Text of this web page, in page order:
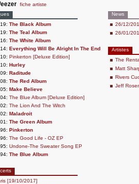
fiche artiste
The Black Album
The Teal Album
The White Album
Everything Will Be Alright In The End
Pinkerton [Deluxe Edition]
Hurley
Raditude
The Red Album
Make Believe
The Blue Album [Deluxe Edition]
The Lion And The Witch
Maladroit
The Green Album
Pinkerton
The Good Life - OZ EP
Undone-The Sweater Song EP
The Blue Album
[19/10/2017]
News
26/12/
26/01/
Artistes
The
Matt
Rivers
Jeff